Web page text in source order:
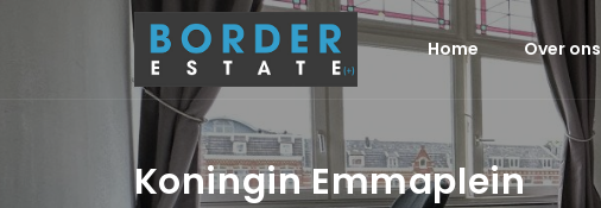
Home Over ons
Koningin Emmaplein